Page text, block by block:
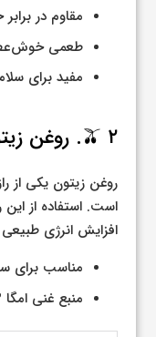
مقاوم در
طعمی
مفید برای
🫒 ۲. روغن زیتون خالص
روغن زیتون یکی از
است. استفاده از
افزایش انرژی
مناسب برای
منبع غنی امگا ۳ و ویتامین E